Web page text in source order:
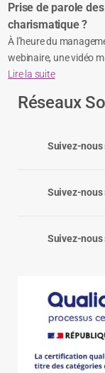
Prise de parole
charismatique ?
À l’heure du
webinaire, une vidéo
Lire la suite
Réseaux
Suivez-nous
Suivez-nous
Suivez-nous